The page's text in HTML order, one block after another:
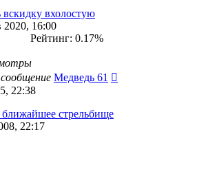
вскидку вхолостую
2020, 16:00
Рейтинг: 0.17%
Медведь 61
22:38
стрельбище
22:17